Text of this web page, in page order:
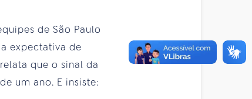
de São Paulo
expectativa de
que o sinal da
um ano. E insiste: